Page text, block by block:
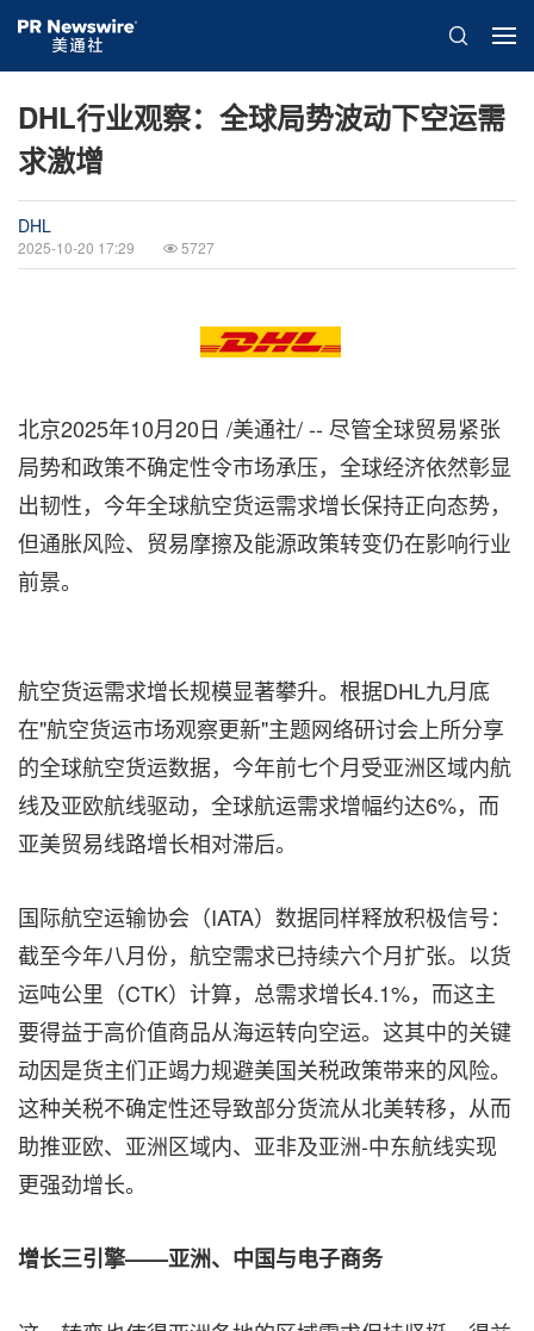
DHL行业观察：全球局势波动下空运需
求激增
DHL
2025-10-20 17:29 5727
北京2025年10月20日 /美通社/ -- 尽管全球贸易紧张
局势和政策不确定性令市场承压，全球经济依然彰显
出韧性，今年全球航空货运需求增长保持正向态势，
但通胀风险、贸易摩擦及能源政策转变仍在影响行业
前景。
航空货运需求增长规模显著攀升。根据DHL九月底
在"航空货运市场观察更新"主题网络研讨会上所分享
的全球航空货运数据，今年前七个月受亚洲区域内航
线及亚欧航线驱动，全球航运需求增幅约达6%，而
亚美贸易线路增长相对滞后。
国际航空运输协会（IATA）数据同样释放积极信号：
截至今年八月份，航空需求已持续六个月扩张。以货
运吨公里（CTK）计算，总需求增长4.1%，而这主
要得益于高价值商品从海运转向空运。这其中的关键
动因是货主们正竭力规避美国关税政策带来的风险。
这种关税不确定性还导致部分货流从北美转移，从而
助推亚欧、亚洲区域内、亚非及亚洲-中东航线实现
更强劲增长。
增长三引擎——亚洲、中国与电子商务